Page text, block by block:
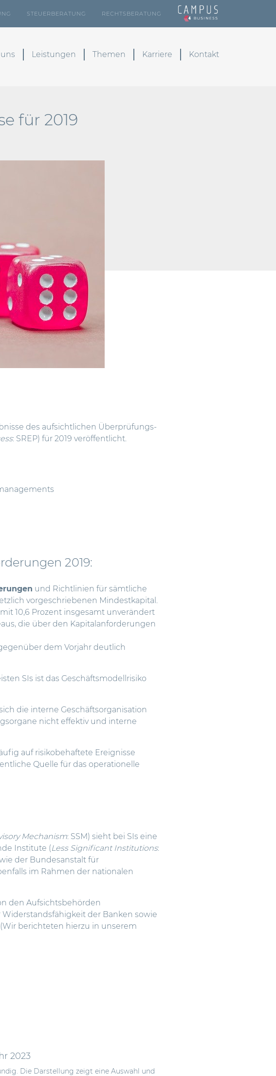
STEUERBERATUNG RECHTSBERATUNG
Leistungen Themen Karriere Kontakt
für 2019
des aufsichtlichen Überprüfungs-
: SREP) für 2019 veröffentlicht.
2019:
und Richtlinien für sämtliche
vorgeschriebenen Mindestkapital.
10,6 Prozent insgesamt unverändert
die über den Kapitalanforderungen
dem Vorjahr deutlich
SIs ist das Geschäftsmodellrisiko
die interne Geschäftsorganisation
nicht effektiv und interne
auf risikobehaftete Ereignisse
Quelle für das operationelle
Mechanism: SSM) sieht bei SIs eine
Institute (Less Significant Institutions:
der Bundesanstalt für
im Rahmen der nationalen
den Aufsichtsbehörden
der Banken sowie
berichteten hierzu in unserem
2023
Die Darstellung zeigt eine Auswahl und